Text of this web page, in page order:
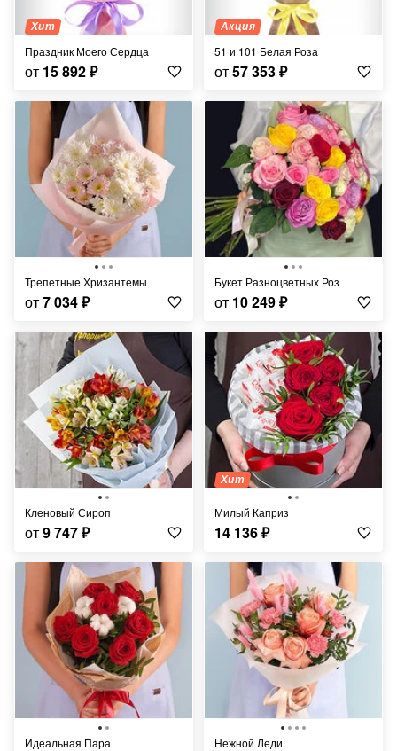
Хит
Праздник Моего Сердца
от 15 892₽
Акция
51 и 101 Белая Роза
от57 353₽
Трепетные Хризантемы
от7 034₽
Букет Разноцветных Роз
от 10 249₽
Кленовый Сироп
от9 747₽
Хит
Милый Каприз
14 136₽
Идеальная Пара Нежной Леди